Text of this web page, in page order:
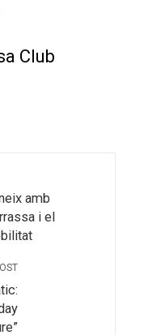
Club
amb
i el